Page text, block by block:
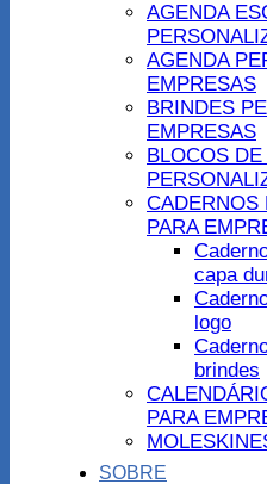
AGENDA
AGENDA
EMPRESAS
BRINDES
EMPRESAS
BLOCOS
CADERNOS
PARA
capa
logo
brindes
PARA
SOBRE